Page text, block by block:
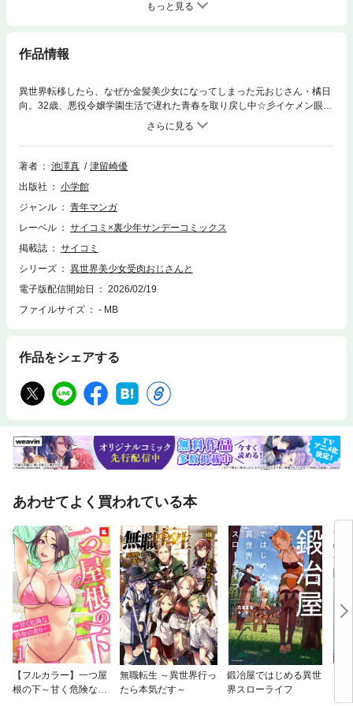
もっと見る
作品情報
異世界転移したら、なぜか金髪美少女になってしまった元おじさん・橘日
向。32歳、悪役令嬢学園生活で遅れた青春を取り戻し中☆彡イケメン眼鏡
の親友にパフェの"あ～ん"をおねだり、砂浜でダンスの練習もして、放課
後デート大満喫♪……のはずが怪しい関西弁グラサン男の誘いや、忍び寄
る魔王軍の影に事態は急展開。狂気で異色の異世界ラブコメ、恋も争いも
胸騒ぎが止まらない第17巻!!
著者 池澤真
津留崎優
出版社
小学館
ジャンル
青年マンガ
レーベル
サイコミ×裏少年サンデーコミックス
掲載誌
サイコミ
シリーズ
異世界美少女受肉おじさんと
電子版配信開始日
2026/02/19
ファイルサイズ
- MB
作品をシェアする
あわせてよく買われている本
【フルカラー】一つ屋
根の下～甘く危険な熟
無職転生 ～異世界行っ
たら本気だす～
鍛冶屋ではじめる異世
界スローライフ